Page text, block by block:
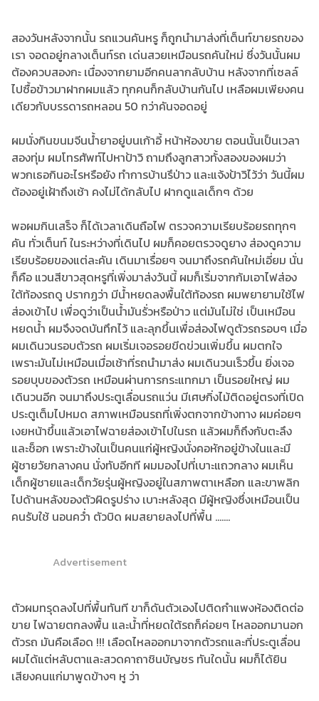
สองวันหลังจากนั้น รถแวนคันหรู ก็ถูกนำมาส่งที่เต็นท์ขายรถของ
เรา จอดอยู่กลางเต็นท์รถ เด่นสวยเหมือนรถคันใหม่ ซึ่งวันนั้นผม
ต้องควบสองกะ เนื่องจากยามอีกคนลากลับบ้าน หลังจากที่เซลล์
ไปซื้อข้าวมาฝากผมแล้ว ทุกคนก็กลับบ้านกันไป เหลือผมเพียงคน
เดียวกับบรรดารถหลอน 50 กว่าคันจอดอยู่
ผมนั่งกินขนมจีนน้ำยาอยู่บนเก้าอี้ หน้าห้องขาย ตอนนั้นเป็นเวลา
สองทุ่ม ผมโทรศัพท์ไปหาป้าวิ ถามถึงลูกสาวทั้งสองของผมว่า
พวกเธอกินอะไรหรือยัง ทำการบ้านรึป่าว และแจ้งป้าวิไว้ว่า วันนี้ผม
ต้องอยู่เฝ้าถึงเช้า คงไม่ได้กลับไป ฝากดูแลเด็กๆ ด้วย
พอผมกินเสร็จ ก็ได้เวลาเดินถือไฟ ตรวจความเรียบร้อยรถทุกๆ
คัน ทั่วเต็นท์ ในระหว่างที่เดินไป ผมก็คอยตรวจดูยาง ส่องดูความ
เรียบร้อยของแต่ละคัน เดินมาเรื่อยๆ จนมาถึงรถคันใหม่เอี่ยม นั่น
ก็คือ แวนสีขาวสุดหรูที่เพิ่งมาส่งวันนี้ ผมก็เริ่มจากก้มเอาไฟส่อง
ใต้ท้องรถดู ปรากฏว่า มีน้ำหยดลงพื้นใต้ท้องรถ ผมพยายามใช้ไฟ
ส่องเข้าไป เพื่อดูว่าเป็นน้ำมันรั่วหรือป่าว แต่มันไม่ใช่ เป็นเหมือน
หยดน้ำ ผมจึงจดบันทึกไว้ และลุกขึ้นเพื่อส่องไฟดูตัวรถรอบๆ เมื่อ
ผมเดินวนรอบตัวรถ ผมเริ่มเจอรอยขีดข่วนเพิ่มขึ้น ผมตกใจ
เพราะมันไม่เหมือนเมื่อเช้าที่รถนำมาส่ง ผมเดินวนเร็วขึ้น ยิ่งเจอ
รอยบุบของตัวรถ เหมือนผ่านการกระแทกมา เป็นรอยใหญ่ ผม
เดินวนอีก จนมาถึงประตูเลื่อนรถแว่น มีเศษกิ่งไม้ติดอยู่ตรงที่เปิด
ประตูเต็มไปหมด สภาพเหมือนรถที่เพิ่งตกจากข้างทาง ผมค่อยๆ
เงยหน้าขึ้นแล้วเอาไฟฉายส่องเข้าไปในรถ แล้วผมก็ถึงกับตะลึง
และช็อก เพราะข้างในเป็นคนแก่ผู้หญิงนั่งคอหักอยู่ข้างในและมี
ผู้ชายวัยกลางคน นั่งทับอีกที ผมมองไปที่เบาะแถวกลาง ผมเห็น
เด็กผู้ชายและเด็กวัยรุ่นผู้หญิงอยู่ในสภาพตาเหลือก และขาพลิก
ไปด้านหลังของตัวผิดรูปร่าง เบาะหลังสุด มีผู้หญิงซึ่งเหมือนเป็น
คนรับใช้ นอนคว่ำ ตัวบิด ผมสยายลงไปที่พื้น .......
Advertisement
ตัวผมทรุดลงไปที่พื้นทันที ขาก็ดันตัวเองไปติดกำแพงห้องติดต่อ
ขาย ไฟฉายตกลงพื้น และน้ำที่หยดใต้รถก็ค่อยๆ ไหลออกมานอก
ตัวรถ มันคือเลือด !!! เลือดไหลออกมาจากตัวรถและที่ประตูเลื่อน
ผมได้แต่หลับตาและสวดคาถาชินบัญชร ทันใดนั้น ผมก็ได้ยิน
เสียงคนแก่มาพูดข้างๆ หู ว่า